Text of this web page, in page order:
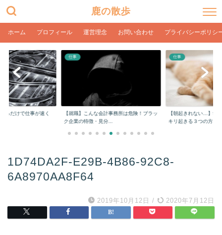
鹿の散歩
ホーム プロフィール 運営理念 お問い合わせ プライバシーポリシ
るだけで仕事が速く
仕事
【就職】こんな会計事務所は危険！ブラッ
ク企業の特徴・見分...
仕事
【朝起きれない…】学
キリ起きる３つの方...
1D74DA2F-E29B-4B86-92C8-
6A8970AA8F64
2019年10月12日 / 2020年7月12日